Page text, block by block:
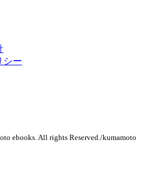
シー
ebooks. All rights Reserved./kumamoto